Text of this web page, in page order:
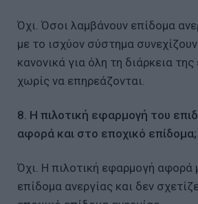
Όχι. Όσοι λαμβάνουν επίδομα
με το ισχύον σύστημα
κανονικά για όλη τη διάρκεια
χωρίς να επηρεάζονται.
8. Η πιλοτική εφαρμογή του
αφορά και στο εποχικό επίδομα;
Όχι. Η πιλοτική εφαρμογή αφορά
επίδομα ανεργίας και δεν